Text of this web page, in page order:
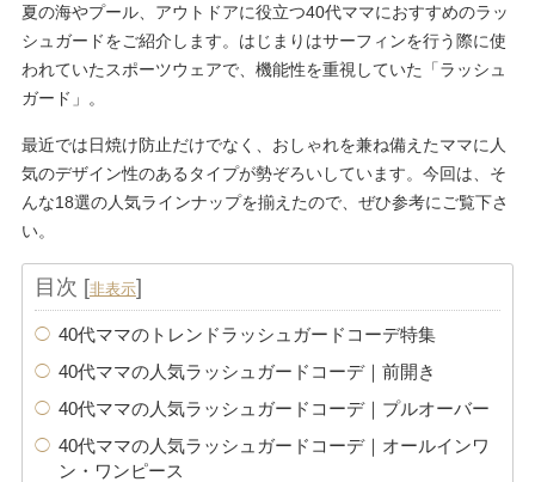
夏の海やプール、アウトドアに役立つ40代ママにおすすめのラッ
シュガードをご紹介します。はじまりはサーフィンを行う際に使
われていたスポーツウェアで、機能性を重視していた「ラッシュ
ガード」。
最近では日焼け防止だけでなく、おしゃれを兼ね備えたママに人
気のデザイン性のあるタイプが勢ぞろいしています。今回は、そ
んな18選の人気ラインナップを揃えたので、ぜひ参考にご覧下さ
い。
目次 [非表示]
40代ママのトレンドラッシュガードコーデ特集
40代ママの人気ラッシュガードコーデ｜前開き
40代ママの人気ラッシュガードコーデ｜プルオーバー
40代ママの人気ラッシュガードコーデ｜オールインワ
ン・ワンピース